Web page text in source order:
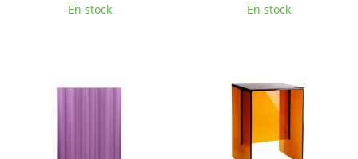
Lampes de bureau
En stock En stock